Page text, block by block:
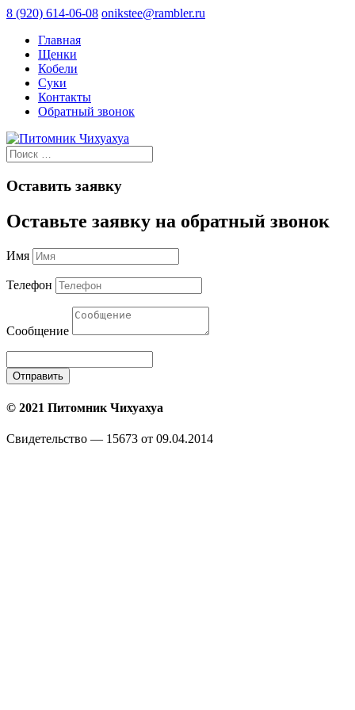
8 (920) 614-06-08 onikstee@rambler.ru
Главная
Щенки
Кобели
Суки
Контакты
Обратный звонок
Оставить заявку
Оставьте заявку на обратный звонок
Имя
Телефон
Сообщение
Отправить
© 2021 Питомник Чихуахуа
Свидетельство — 15673 от 09.04.2014